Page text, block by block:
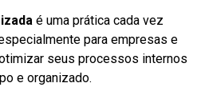
é uma prática cada vez
para empresas e
seus processos internos
e organizado.